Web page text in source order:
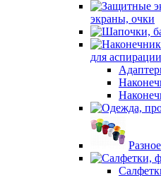
экраны, очки
для аспирации
Разное